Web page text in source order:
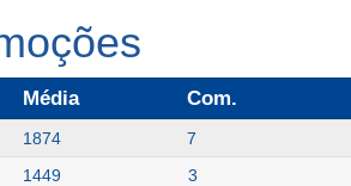
Média Com.
1874 7
1449 3